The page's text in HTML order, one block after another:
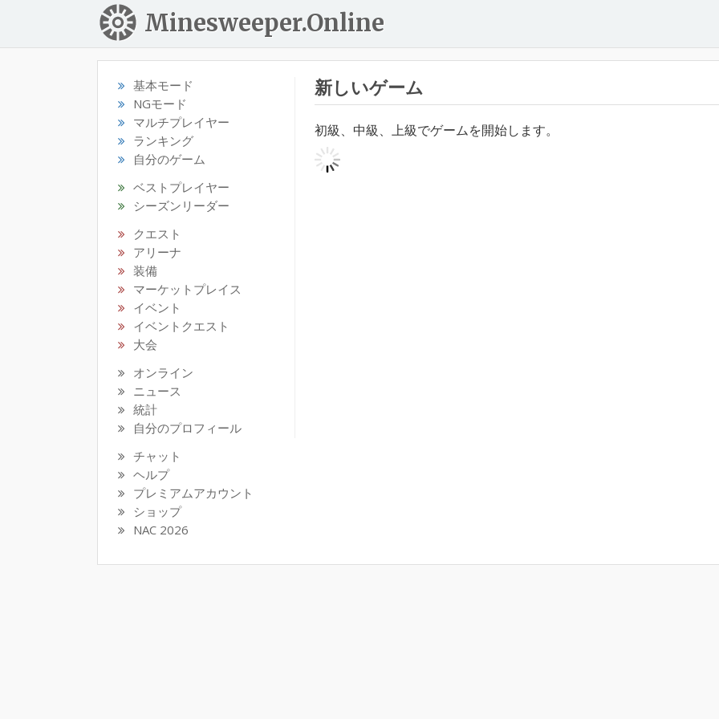
Minesweeper.Online
基本モード
NGモード
マルチプレイヤー
ランキング
自分のゲーム
ベストプレイヤー
シーズンリーダー
クエスト
アリーナ
装備
マーケットプレイス
イベント
イベントクエスト
大会
オンライン
ニュース
統計
自分のプロフィール
チャット
ヘルプ
プレミアムアカウント
ショップ
NAC 2026
新しいゲーム
初級、中級、上級でゲームを開始します。